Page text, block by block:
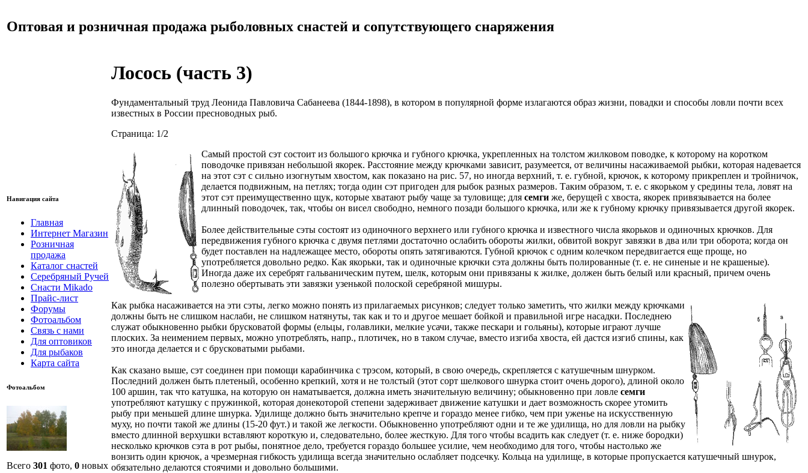
Оптовая и розничная продажа рыболовных снастей и сопутствующего снаряжения
Навигация сайта
Главная
Интернет Магазин
Розничная
продажа
Каталог снастей
Серебряный Ручей
Снасти Mikado
Прайс-лист
Форумы
Фотоальбом
Связь с нами
Для оптовиков
Для рыбаков
Карта сайта
Фотоальбом
Всего 301 фото, 0 новых
Лосось (часть 3)
Фундаментальный труд Леонида Павловича Сабанеева (1844-1898), в котором в популярной форме излагаются образ жизни, повадки и способы ловли почти всех
известных в России пресноводных рыб.
Страница: 1/2
Самый простой сэт состоит из большого крючка и губного крючка, укрепленных на толстом жилковом поводке, к которому на коротком
поводочке привязан небольшой якорек. Расстояние между крючками зависит, разумеется, от величины насаживаемой рыбки, которая надевается
на этот сэт с сильно изогнутым хвостом, как показано на рис. 57, но иногда верхний, т. е. губной, крючок, к которому прикреплен и тройничок,
делается подвижным, на петлях; тогда один сэт пригоден для рыбок разных размеров. Таким образом, т. е. с якорьком у средины тела, ловят на
этот сэт преимущественно щук, которые хватают рыбу чаще за туловище; для семги же, берущей с хвоста, якорек привязывается на более
длинный поводочек, так, чтобы он висел свободно, немного позади большого крючка, или же к губному крючку привязывается другой якорек.
Более действительные сэты состоят из одиночного верхнего или губного крючка и известного числа якорьков и одиночных крючков. Для
передвижения губного крючка с двумя петлями достаточно ослабить обороты жилки, обвитой вокруг завязки в два или три оборота; когда он
будет поставлен на надлежащее место, обороты опять затягиваются. Губной крючок с одним колечком передвигается еще проще, но
употребляется довольно редко. Как якорьки, так и одиночные крючки сэта должны быть полированные (т. е. не синеные и не крашеные).
Иногда даже их серебрят гальваническим путем, шелк, которым они привязаны к жилке, должен быть белый или красный, причем очень
полезно обертывать эти завязки узенькой полоской серебряной мишуры.
Как рыбка насаживается на эти сэты, легко можно понять из прилагаемых рисунков; следует только заметить, что жилки между крючками
должны быть не слишком наслаби, не слишком натянуты, так как и то и другое мешает бойкой и правильной игре насадки. Последнею
служат обыкновенно рыбки брусковатой формы (ельцы, голавлики, мелкие усачи, также пескари и гольяны), которые играют лучше
плоских. За неимением первых, можно употреблять, напр., плотичек, но в таком случае, вместо изгиба хвоста, ей дастся изгиб спины, как
это иногда делается и с брусковатыми рыбами.
Как сказано выше, сэт соединен при помощи карабинчика с трэсом, который, в свою очередь, скрепляется с катушечным шнурком.
Последний должен быть плетеный, особенно крепкий, хотя и не толстый (этот сорт шелкового шнурка стоит очень дорого), длиной около
100 аршин, так что катушка, на которую он наматывается, должна иметь значительную величину; обыкновенно при ловле семги
употребляют катушку с пружинкой, которая донекоторой степени задерживает движение катушки и дает возможность скорее утомить
рыбу при меньшей длине шнурка. Удилище должно быть значительно крепче и гораздо менее гибко, чем при уженье на искусственную
муху, но почти такой же длины (15-20 фут.) и такой же легкости. Обыкновенно употребляют одни и те же удилища, но для ловли на рыбку
вместо длинной верхушки вставляют короткую и, следовательно, более жесткую. Для того чтобы всадить как следует (т. е. ниже бородки)
несколько крючков сэта в рот рыбы, понятное дело, требуется гораздо большее усилие, чем необходимо для того, чтобы настолько же
вонзить один крючок, а чрезмерная гибкость удилища всегда значительно ослабляет подсечку. Кольца на удилище, в которые пропускается катушечный шнурок,
обязательно делаются стоячими и довольно большими.